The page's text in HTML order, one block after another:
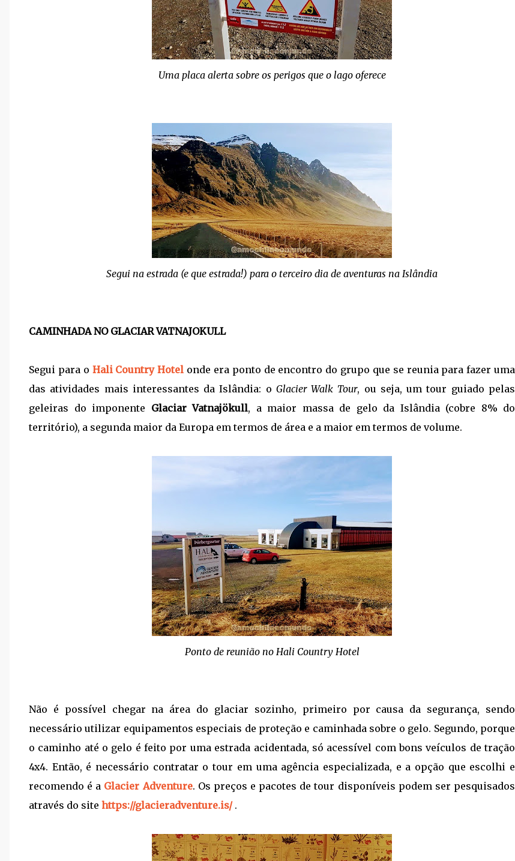
Uma placa alerta sobre os perigos que o lago oferece
Segui na estrada (e que estrada!) para o terceiro dia de aventuras na Islândia
CAMINHADA NO GLACIAR VATNAJOKULL
Segui para o Hali Country Hotel onde era ponto de encontro do grupo que se reunia para fazer uma
das atividades mais interessantes da Islândia: o Glacier Walk Tour, ou seja, um tour guiado pelas
geleiras do imponente Glaciar Vatnajökull, a maior massa de gelo da Islândia (cobre 8% do
território), a segunda maior da Europa em termos de área e a maior em termos de volume.
Ponto de reunião no Hali Country Hotel
Não é possível chegar na área do glaciar sozinho, primeiro por causa da segurança, sendo
necessário utilizar equipamentos especiais de proteção e caminhada sobre o gelo. Segundo, porque
o caminho até o gelo é feito por uma estrada acidentada, só acessível com bons veículos de tração
4x4. Então, é necessário contratar o tour em uma agência especializada, e a opção que escolhi e
recomendo é a Glacier Adventure. Os preços e pacotes de tour disponíveis podem ser pesquisados
através do site https://glacieradventure.is/.